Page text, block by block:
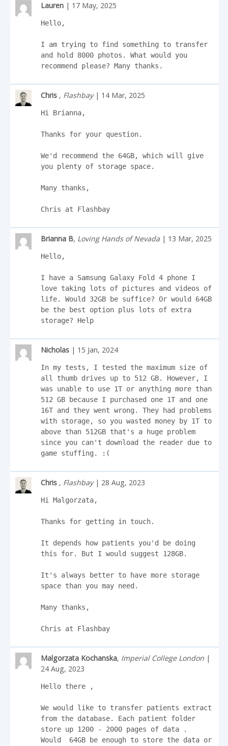
Lauren | 17 May, 2025
Hello,
I am trying to find something to transfer
and hold 8000 photos. What would you
recommend please? Many thanks.
Chris , Flashbay| 14 Mar, 2025
Hi Brianna,
Thanks for your question.
We'd recommend the 64GB, which will give
you plenty of storage space.
Many thanks,
Chris at Flashbay
Brianna B, Loving Hands of Nevada | 13 Mar, 2025
Hello,
I have a Samsung Galaxy Fold 4 phone I
love taking lots of pictures and videos of
life. Would 32GB be suffice? Or would 64GB
be the best option plus lots of extra
storage? Help
Nicholas | 15 Jan, 2024
In my tests, I tested the maximum size of
all thumb drives up to 512 GB. However, I
was unable to use 1T or anything more than
512 GB because I purchased one 1T and one
16T and they went wrong. They had problems
with storage, so you wasted money by 1T to
above than 512GB that's a huge problem
since you can't download the reader due to
game stuffing. :(
Chris , Flashbay| 28 Aug, 2023
Hi Malgorzata,
Thanks for getting in touch.
It depends how patients you'd be doing
this for. But I would suggest 128GB.
It's always better to have more storage
space than you may need.
Many thanks,
Chris at Flashbay
Malgorzata Kochanska, Imperial College London |
24 Aug, 2023
Hello there ,
We would like to transfer patients extract
from the database. Each patient folder
store up 1200 - 2000 pages of data .
Would  64GB be enough to store the data or